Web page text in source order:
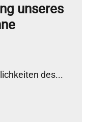
unseres
des...